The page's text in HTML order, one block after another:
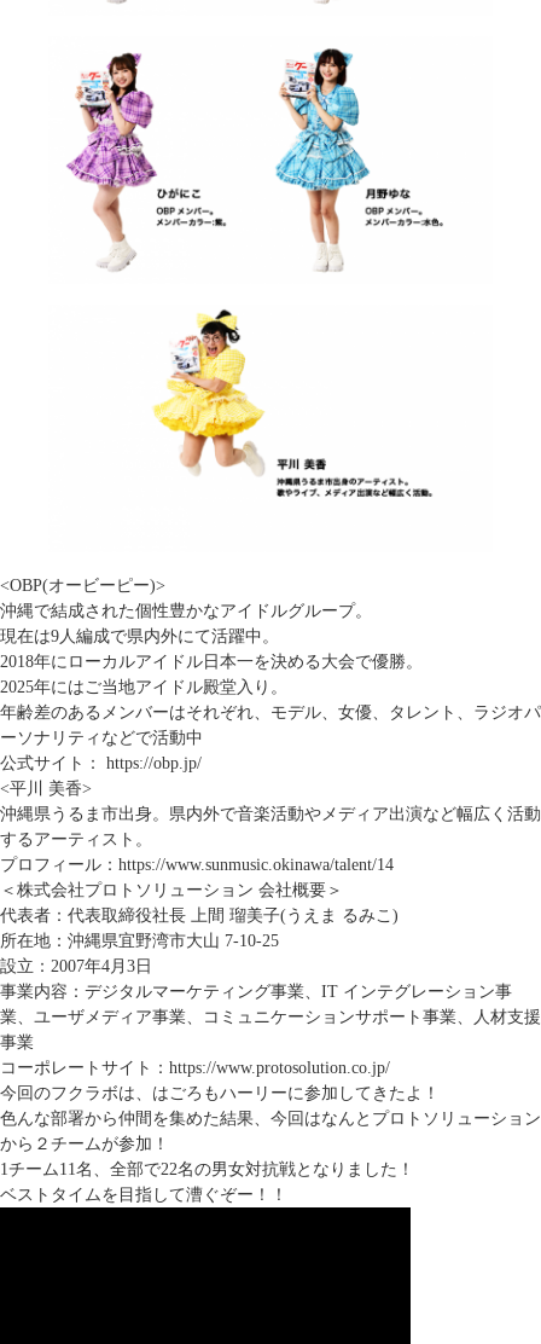
<OBP(オービーピー)>
沖縄で結成された個性豊かなアイドルグループ。
現在は9人編成で県内外にて活躍中。
2018年にローカルアイドル日本一を決める大会で優勝。
2025年にはご当地アイドル殿堂入り。
年齢差のあるメンバーはそれぞれ、モデル、女優、タレント、ラジオパ
ーソナリティなどで活動中
公式サイト： https://obp.jp/
<平川 美香>
沖縄県うるま市出身。県内外で音楽活動やメディア出演など幅広く活動
するアーティスト。
プロフィール： https://www.sunmusic.okinawa/talent/14
＜株式会社プロトソリューション 会社概要＞
代表者：代表取締役社長 上間 瑠美子(うえま るみこ)
所在地：沖縄県宜野湾市大山 7-10-25
設立：2007年4月3日
事業内容：デジタルマーケティング事業、IT インテグレーション事
業、ユーザメディア事業、コミュニケーションサポート事業、人材支援
事業
コーポレートサイト： https://www.protosolution.co.jp/
今回のフクラボは、はごろもハーリーに参加してきたよ！
色んな部署から仲間を集めた結果、今回はなんとプロトソリューション
から２チームが参加！
1チーム11名、全部で22名の男女対抗戦となりました！
ベストタイムを目指して漕ぐぞー！！